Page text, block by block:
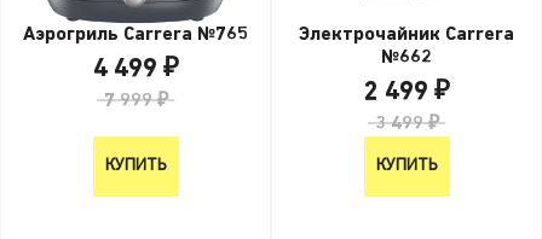
Аэрогриль Carrera №765
4 499 ₽
7 999 ₽
КУПИТЬ
Электрочайник Carrera
№662
2 499 ₽
3 499 ₽
КУПИТЬ